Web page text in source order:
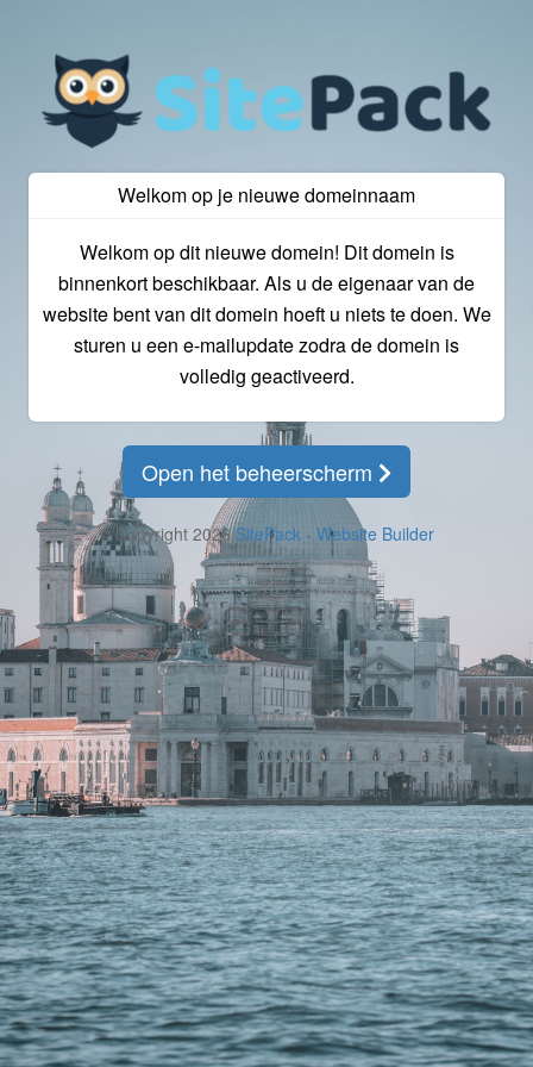
Welkom op je nieuwe domeinnaam
Welkom op dit nieuwe domein! Dit domein is
binnenkort beschikbaar. Als u de eigenaar van de
website bent van dit domein hoeft u niets te doen. We
sturen u een e-mailupdate zodra de domein is
volledig geactiveerd.
Open het beheerscherm
© Copyright 2026SitePack - Website Builder